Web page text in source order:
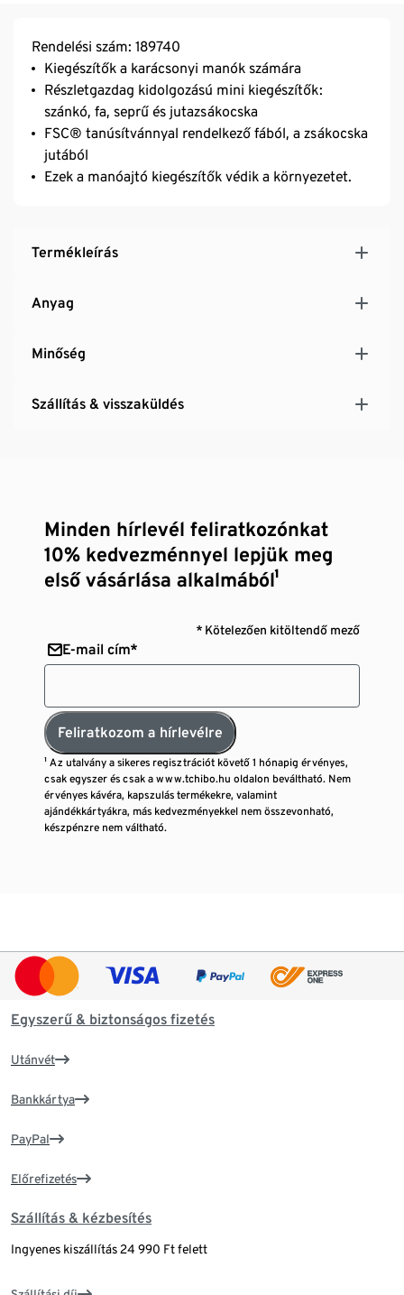
Rendelési szám: 189740
Kiegészítők a karácsonyi manók számára
Részletgazdag kidolgozású mini kiegészítők:
szánkó, fa, seprű és jutazsákocska
FSC® tanúsítvánnyal rendelkező fából, a zsákocska
jutából
Ezek a manóajtó kiegészítők védik a környezetet.
Termékleírás
Anyag
Minőség
Szállítás & visszaküldés
Minden hírlevél feliratkozónkat
10% kedvezménnyel lepjük meg
első vásárlása alkalmából¹
* Kötelezően kitöltendő mező
E-mail cím*
Feliratkozom a hírlevélre
¹ Az utalvány a sikeres regisztrációt követő 1 hónapig érvényes,
csak egyszer és csak a www.tchibo.hu oldalon beváltható. Nem
érvényes kávéra, kapszulás termékekre, valamint
ajándékkártyákra, más kedvezményekkel nem összevonható,
készpénzre nem váltható.
Egyszerű & biztonságos fizetés
Utánvét
Bankkártya
PayPal
Előrefizetés
Szállítás & kézbesítés
Ingyenes kiszállítás 24 990 Ft felett